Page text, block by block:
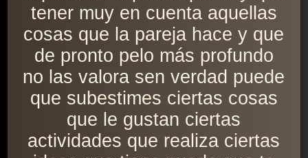
tener muy en cuenta aquellas
cosas que la pareja hace y que
de pronto pelo más profundo
no las valora sen verdad puede
que subestimes ciertas cosas
que le gustan ciertas
actividades que realiza ciertas